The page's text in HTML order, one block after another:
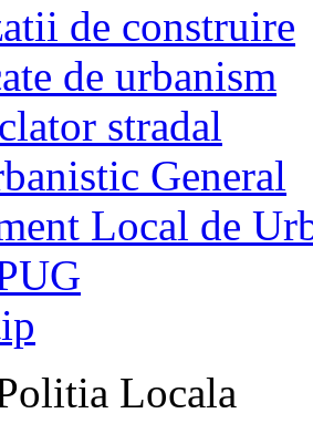
de construire
de urbanism
stradal
General
Local de
Locala